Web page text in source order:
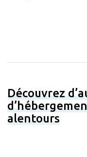
Découvrez
alentours